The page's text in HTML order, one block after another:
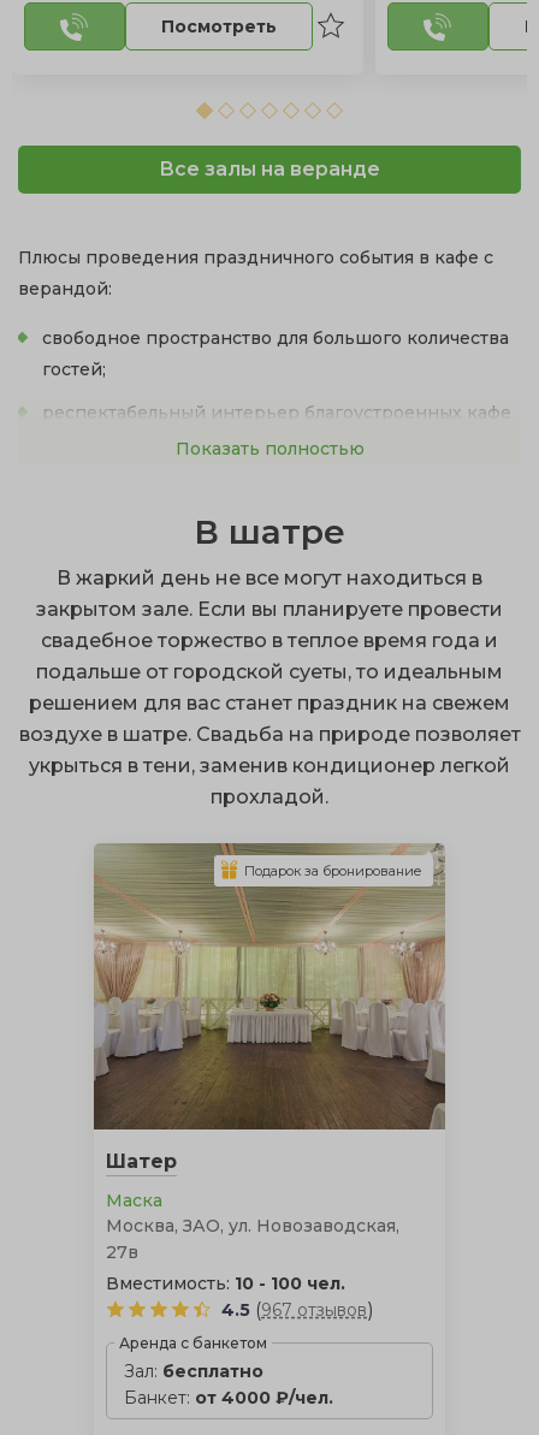
Посмотреть
Все залы на веранде
Плюсы проведения праздничного события в кафе с
верандой:
свободное пространство для большого количества
гостей;
респектабельный интерьер благоустроенных кафе
с выходом на веранду;
благодаря выездной регистрации;
терраса – это надежное укрытие от непогоды;
сочные запоминающиеся снимки.
Вы можете провести свадьбу на природе, выбрав
открытый, закрытый тип постройки, а также
встроенную или пристроенную веранду.
формы на ваш выбор. Уютные веранды для свадьбы
обустроены сценой, столами, диванами, и могут
защитить присутствующих от холода зимой и жары
Укрыться от грозы и ливня можно на застекленной
террасе, но там может быть слишком душно в жаркий
день. Открытая веранда отлично подойдет для
проведения торжества летом в тенистой прохладе
зелени, однако она не сможет уберечь гостей от ветра
и дождя, в отличие от церемонии в шатре.
Показать полностью
В шатре
В жаркий день не все могут находиться в
закрытом зале. Если вы планируете провести
свадебное торжество в теплое время года и
подальше от городской суеты, то идеальным
решением для вас станет праздник на свежем
воздухе в шатре. Свадьба на природе позволяет
укрыться в тени, заменив кондиционер легкой
прохладой.
Шатер
Маска
Москва, ЗАО, ул. Новозаводская,
27в
Вместимость: 10 - 100 чел.
4.5 (967 отзывов)
Аренда с банкетом
Зал: бесплатно
Банкет: от 4000 ₽/чел.
Подарок за бронирование